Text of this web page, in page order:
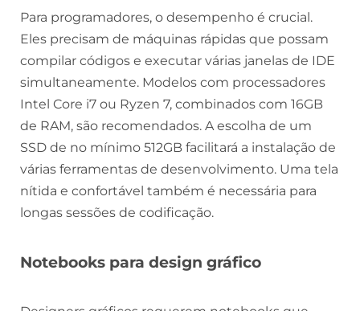
Para programadores, o desempenho é crucial.
Eles precisam de máquinas rápidas que possam
compilar códigos e executar várias janelas de IDE
simultaneamente. Modelos com processadores
Intel Core i7 ou Ryzen 7, combinados com 16GB
de RAM, são recomendados. A escolha de um
SSD de no mínimo 512GB facilitará a instalação de
várias ferramentas de desenvolvimento. Uma tela
nítida e confortável também é necessária para
longas sessões de codificação.
Notebooks para design gráfico